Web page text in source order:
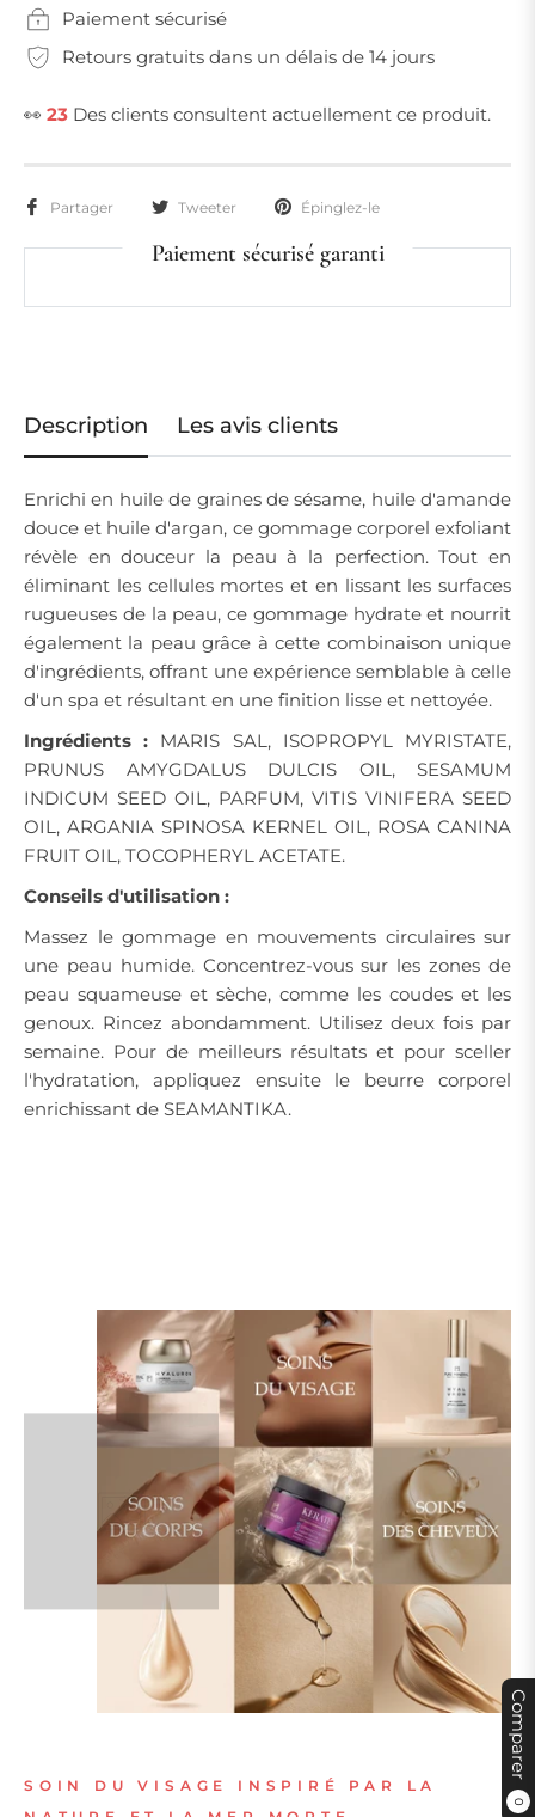
Comparer
0
Paiement sécurisé
Retours gratuits dans un délais de 14 jours
👀 23 Des clients consultent actuellement ce produit.
Partager Tweeter Épinglez-le
Paiement sécurisé garanti
Description Les avis clients
Enrichi en huile de graines de sésame, huile d'amande
douce et huile d'argan, ce gommage corporel exfoliant
révèle en douceur la peau à la perfection. Tout en
éliminant les cellules mortes et en lissant les surfaces
rugueuses de la peau, ce gommage hydrate et nourrit
également la peau grâce à cette combinaison unique
d'ingrédients, offrant une expérience semblable à celle
d'un spa et résultant en une finition lisse et nettoyée.
Ingrédients : MARIS SAL, ISOPROPYL MYRISTATE,
PRUNUS AMYGDALUS DULCIS OIL, SESAMUM
INDICUM SEED OIL, PARFUM, VITIS VINIFERA SEED
OIL, ARGANIA SPINOSA KERNEL OIL, ROSA CANINA
FRUIT OIL, TOCOPHERYL ACETATE.
Conseils d'utilisation :
Massez le gommage en mouvements circulaires sur
une peau humide. Concentrez-vous sur les zones de
peau squameuse et sèche, comme les coudes et les
genoux. Rincez abondamment. Utilisez deux fois par
semaine. Pour de meilleurs résultats et pour sceller
l'hydratation, appliquez ensuite le beurre corporel
enrichissant de SEAMANTIKA.
SOIN DU VISAGE INSPIRÉ PAR LA